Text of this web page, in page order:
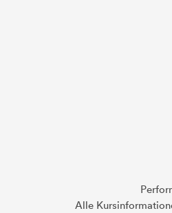
Alle